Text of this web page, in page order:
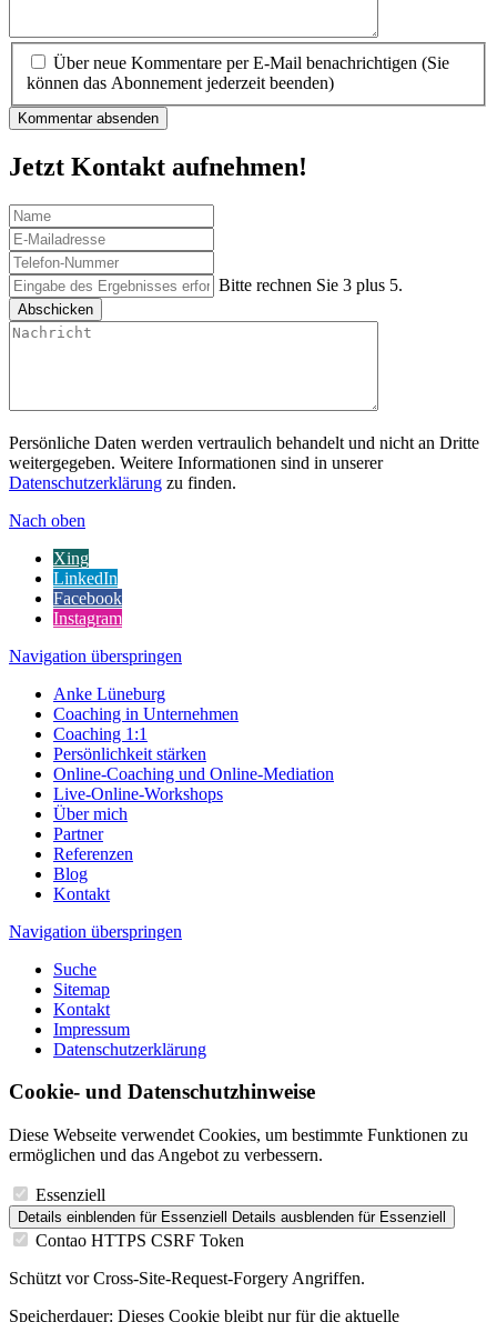
Über neue Kommentare per E-Mail benachrichtigen (Sie
können das Abonnement jederzeit beenden)
Kommentar absenden
Jetzt Kontakt aufnehmen!
Bitte rechnen Sie 3 plus 5.
Abschicken
Persönliche Daten werden vertraulich behandelt und nicht an Dritte
weitergegeben. Weitere Informationen sind in unserer
Datenschutzerklärung zu finden.
Nach oben
Xing
LinkedIn
Facebook
Instagram
Navigation überspringen
Anke Lüneburg
Coaching in Unternehmen
Coaching 1:1
Persönlichkeit stärken
Online-Coaching und Online-Mediation
Live-Online-Workshops
Über mich
Partner
Referenzen
Blog
Kontakt
Navigation überspringen
Suche
Sitemap
Kontakt
Impressum
Datenschutzerklärung
Cookie- und Datenschutzhinweise
Diese Webseite verwendet Cookies, um bestimmte Funktionen zu
ermöglichen und das Angebot zu verbessern.
Essenziell
Details einblenden für Essenziell Details ausblenden für Essenziell
Contao HTTPS CSRF Token
Schützt vor Cross-Site-Request-Forgery Angriffen.
Speicherdauer: Dieses Cookie bleibt nur für die aktuelle